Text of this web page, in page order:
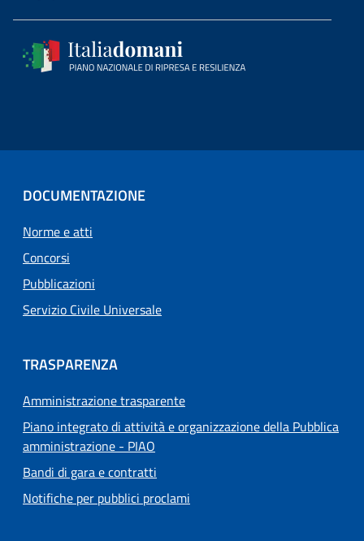
DOCUMENTAZIONE
Norme e atti
Concorsi
Pubblicazioni
Servizio Civile Universale
TRASPARENZA
Amministrazione trasparente
Piano integrato di attività e organizzazione della Pubblica
amministrazione - PIAO
Bandi di gara e contratti
Notifiche per pubblici proclami